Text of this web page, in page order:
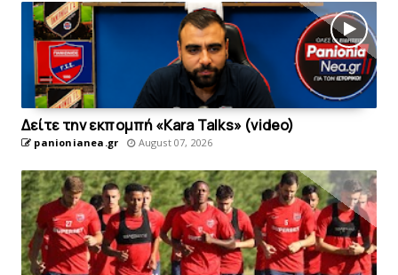
Δείτε την εκπομπή «Kara Talks» (video)
panionianea.gr August 07, 2026